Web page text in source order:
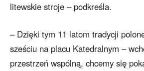
litewskie stroje – podkreśla.
– Dzięki tym 11 latom tradycji
sześciu na placu Katedralnym –
przestrzeń wspólną, chcemy się